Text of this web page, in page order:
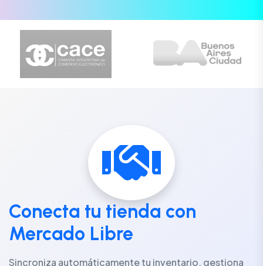
Conecta tu tienda con
Mercado Libre
Sincroniza automáticamente tu inventario, gestiona